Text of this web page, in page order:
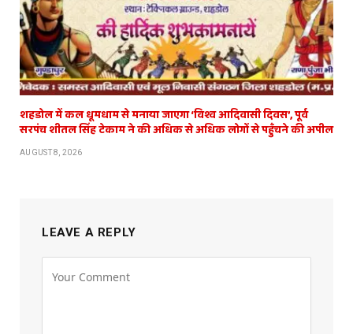
शहडोल में कल धूमधाम से मनाया जाएगा ‘विश्व आदिवासी दिवस’, पूर्व
सरपंच शीतल सिंह टेकाम ने की अधिक से अधिक लोगों से पहुँचने की अपील
AUGUST 8, 2026
LEAVE A REPLY